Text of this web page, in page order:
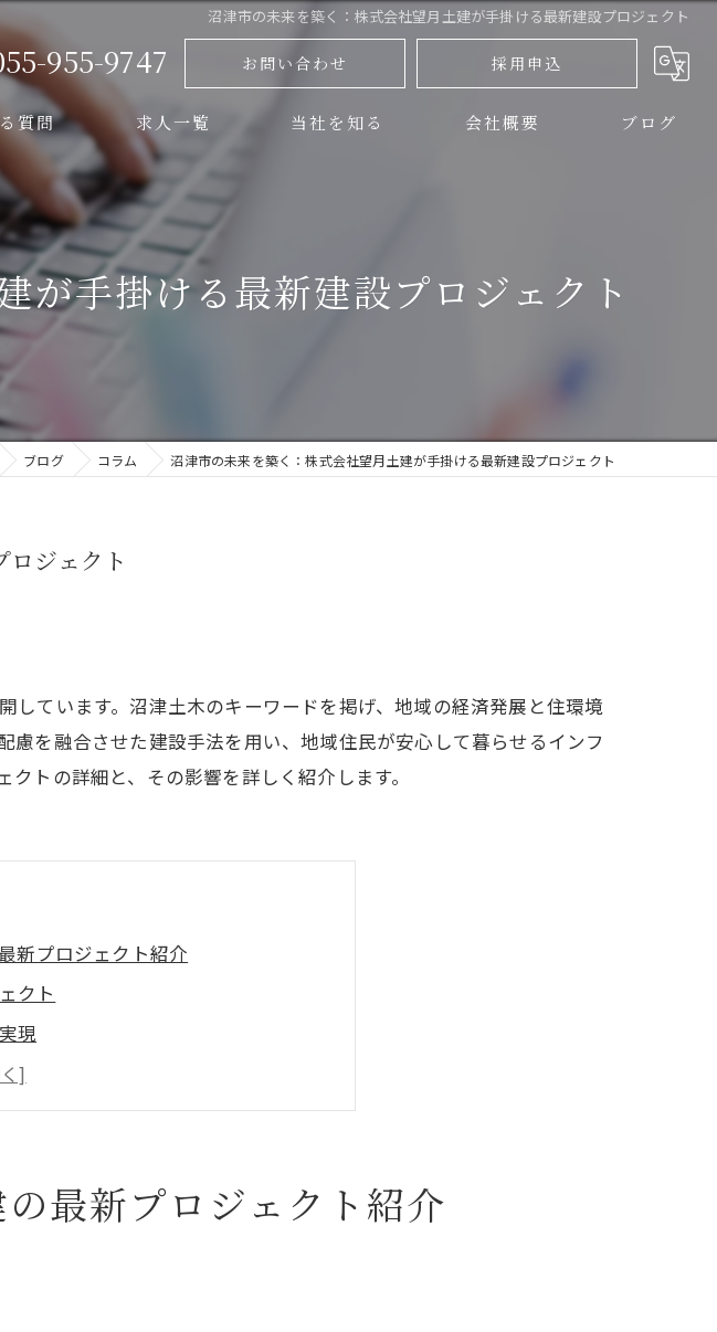
沼津市の未来を築く：株式会社望月土建が手掛ける最新建設プロジェクト
955-9747 お問い合わせ 採用申込
質問 求人一覧 当社を知る
正社員
会社概要 ブログ
が手掛ける最新建設プロジェクト
ブログ コラム 沼津市の未来を築く：株式会社望月土建が手掛ける最新建設プロジェクト
ジェクト
ています。沼津土木のキーワードを掲げ、地域の経済発展と住環境
を融合させた建設手法を用い、地域住民が安心して暮らせるインフ
トの詳細と、その影響を詳しく紹介します。
新プロジェクト紹介
クト
現
設事業の重要性
の関係
最新プロジェクト紹介